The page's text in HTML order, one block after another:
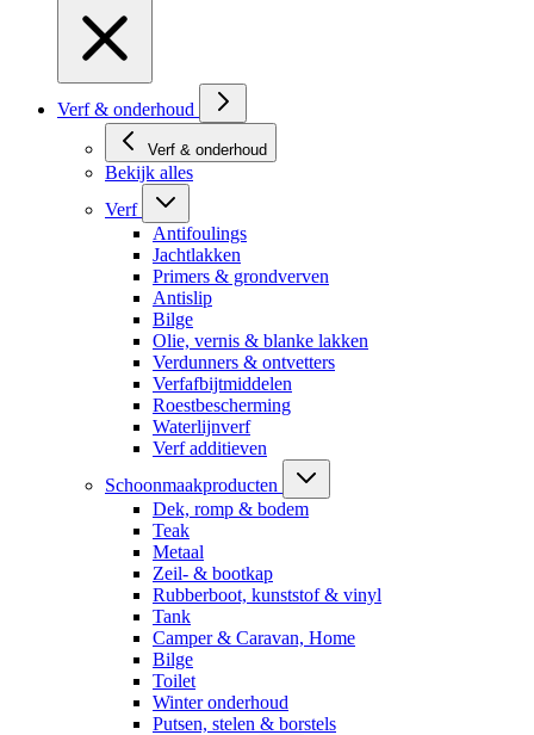
Verf & onderhoud
Verf & onderhoud
Bekijk alles
Verf
Antifoulings
Jachtlakken
Primers & grondverven
Antislip
Bilge
Olie, vernis & blanke lakken
Verdunners & ontvetters
Verfafbijtmiddelen
Roestbescherming
Waterlijnverf
Verf additieven
Schoonmaakproducten
Dek, romp & bodem
Teak
Metaal
Zeil- & bootkap
Rubberboot, kunststof & vinyl
Tank
Camper & Caravan, Home
Bilge
Toilet
Winter onderhoud
Putsen, stelen & borstels